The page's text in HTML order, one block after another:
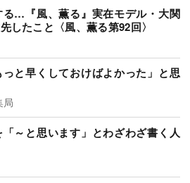
る…『風、薫る』実在モデル・大関
したこと〈風、薫る第92回〉
と早くしておけばよかった」と思
局
～と思います」とわざわざ書く人